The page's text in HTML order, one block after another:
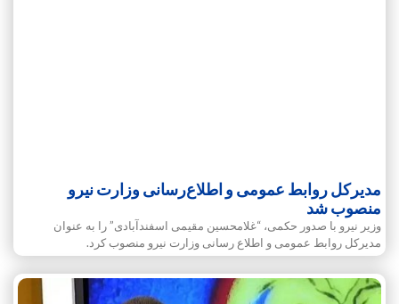
مدیرکل روابط عمومی و اطلاع‌رسانی وزارت نیرو
منصوب شد
وزیر نیرو با صدور حکمی، “غلامحسین مقیمی اسفندآبادی” را به عنوان
مدیرکل روابط عمومی و اطلاع رسانی وزارت نیرو منصوب کرد.